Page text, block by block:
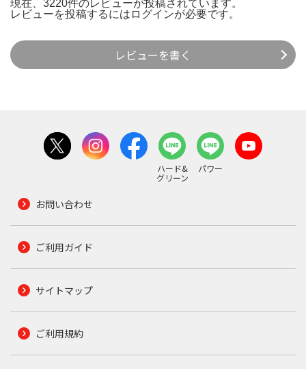
現在、3220件のレビューが投稿されています。
レビューを投稿するには ログインが必要です。
レビューを書く
ハード&
グリーン
パワー
お問い合わせ
ご利用ガイド
サイトマップ
ご利用規約